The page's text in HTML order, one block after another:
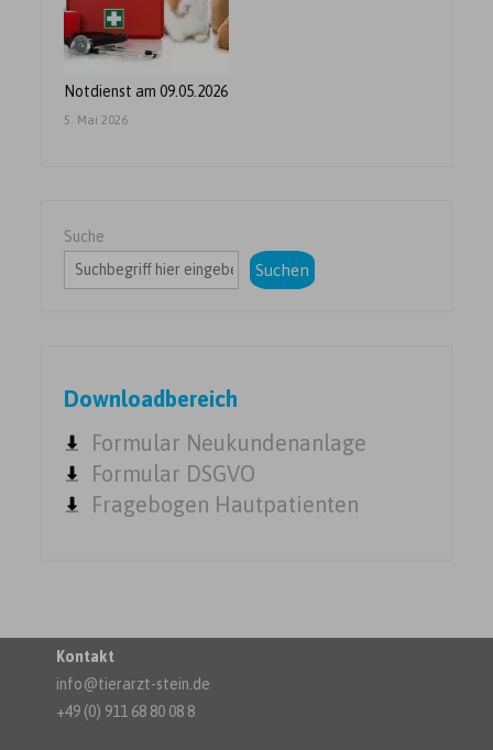
Notdienst am 09.05.2026
5. Mai 2026
Suche
Suchen
Downloadbereich
Formular Neukundenanlage
Formular DSGVO
Fragebogen Hautpatienten
Kontakt
info@tierarzt-stein.de
+49 (0) 911 68 80 08 8